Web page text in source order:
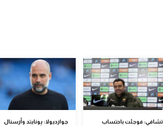
تشافي: فوجئت باحتساب
جوارديولا: يونايتد وأرسنال